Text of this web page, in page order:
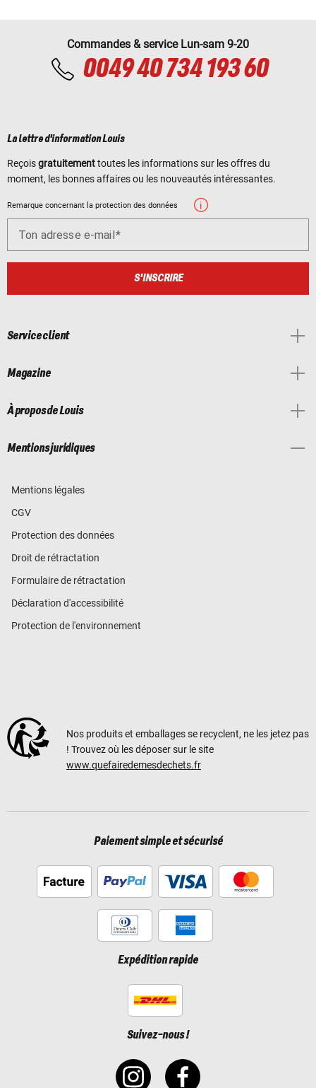
Commandes & service Lun-sam 9-20
0049 40 734 193 60
La lettre d'information Louis
Reçoisgratuitementtoutes les informations sur les offres du
moment, les bonnes affaires ou les nouveautés intéressantes.
Remarque concernant la protection des données
Ton adresse e-mail
S'INSCRIRE
Service client
Magazine
À propos de Louis
Mentions juridiques
Mentions légales
CGV
Protection des données
Droit de rétractation
Formulaire de rétractation
Déclaration d'accessibilité
Protection de l'environnement
Nos produits et emballages se recyclent, ne les jetez pas
! Trouvez où les déposer sur le site
www.quefairedemesdechets.fr
Paiement simple et sécurisé
Expédition rapide
Suivez-nous !